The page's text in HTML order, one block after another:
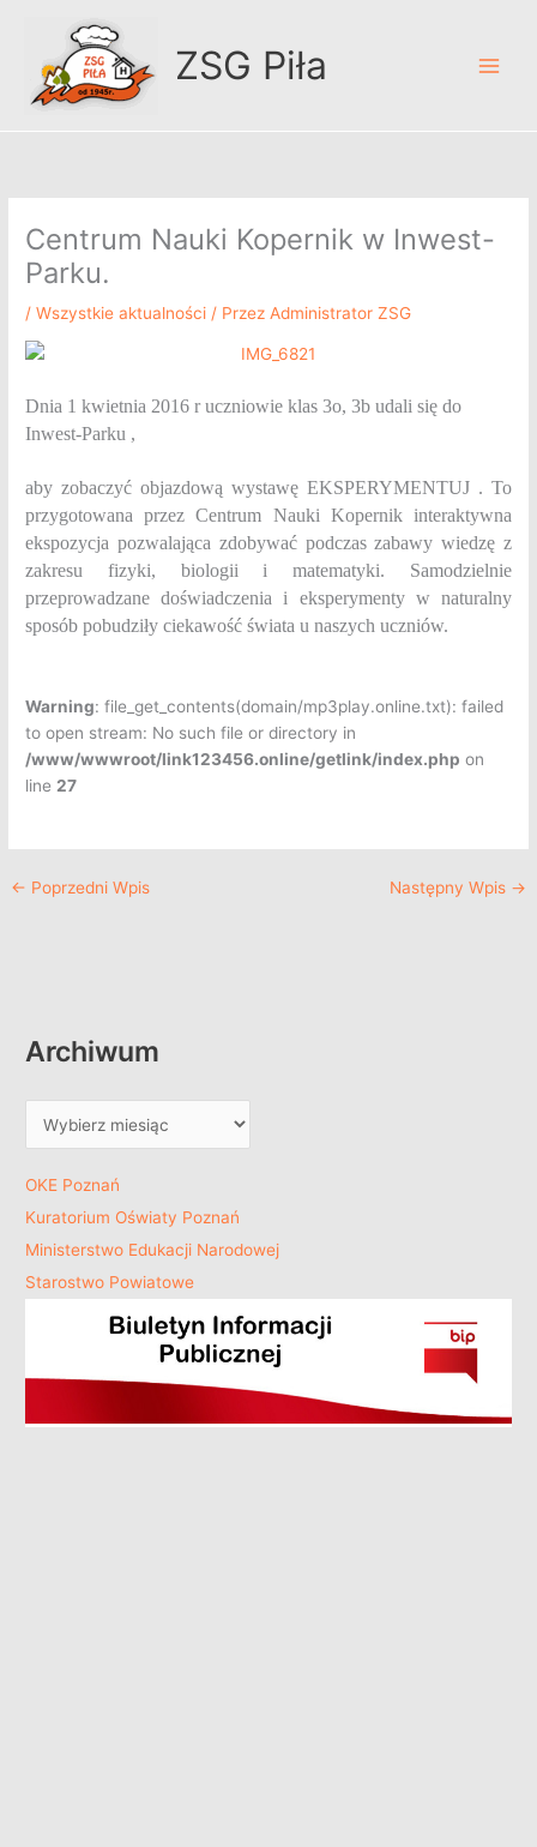
ZSG Piła
Centrum Nauki Kopernik w Inwest-
Parku.
/Wszystkie aktualności / Przez Administrator ZSG
Dnia 1 kwietnia 2016 r uczniowie klas 3o, 3b udali się do
Inwest-Parku ,
aby zobaczyć objazdową wystawę EKSPERYMENTUJ . To
przygotowana przez Centrum Nauki Kopernik interaktywna
ekspozycja pozwalająca zdobywać podczas zabawy wiedzę z
zakresu fizyki, biologii i matematyki. Samodzielnie
przeprowadzane doświadczenia i eksperymenty w naturalny
sposób pobudziły ciekawość świata u naszych uczniów.
Warning: file_get_contents(domain/mp3play.online.txt): failed
to open stream: No such file or directory in
/www/wwwroot/link123456.online/getlink/index.php on
line 27
← Poprzedni Wpis Następny Wpis →
Archiwum
m
OKE Poznań
Kuratorium Oświaty Poznań
Ministerstwo Edukacji Narodowej
Starostwo Powiatowe